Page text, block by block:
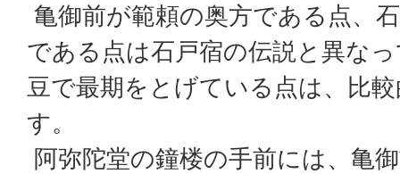
亀御前が範頼の奥方である点、
である点は石戸宿の伝説と異な
豆で最期をとげている点は、比
す。
阿弥陀堂の鐘楼の手前には、亀